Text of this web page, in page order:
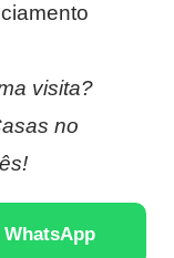
visita?
no
WhatsApp